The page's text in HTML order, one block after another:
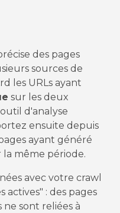
des pages
sources de
les URLs ayant
sur les deux
d'analyse
ensuite depuis
ayant généré
la même période.
avec votre crawl
actives" : des pages
sont reliées à